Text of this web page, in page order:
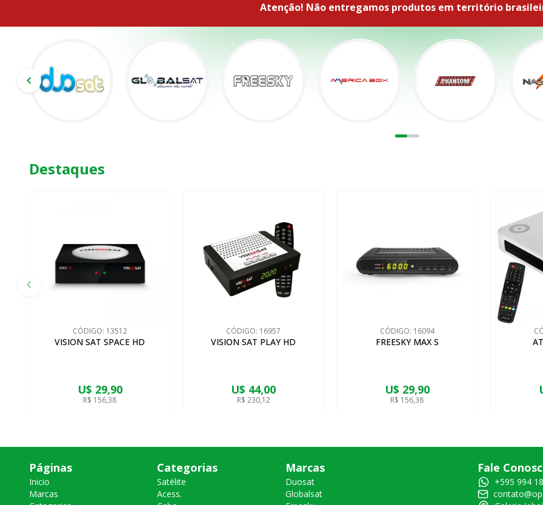
Atenção! Não entregamos produtos em território
Destaques
CÓDIGO: 13512
VISION SAT SPACE HD
U$ 29,90
R$ 156,38
CÓDIGO: 16957
VISION SAT PLAY HD
U$ 44,00
R$ 230,12
CÓDIGO: 16094
FREESKY MAX S
U$ 29,90
R$ 156,38
Páginas
Inicio
Marcas
Categorias
Satélite
Acess.
Marcas
Duosat
Globalsat
Fale
+595 994